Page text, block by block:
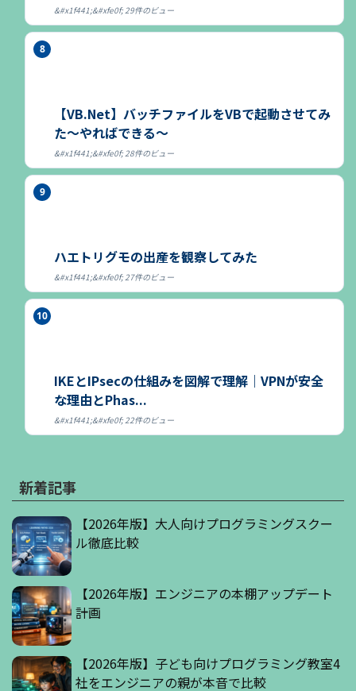
29件のビュー
【VB.Net】バッチファイルをVBで起動させてみ
た～やればできる～
28件のビュー
ハエトリグモの出産を観察してみた
27件のビュー
IKEとIPsecの仕組みを図解で理解｜VPNが安全
な理由とPhas...
22件のビュー
新着記事
【2026年版】大人向けプログラミングスクー
ル徹底比較
【2026年版】エンジニアの本棚アップデート
計画
【2026年版】子ども向けプログラミング教室4
社をエンジニアの親が本音で比較